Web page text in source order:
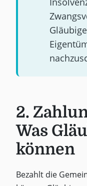
2.
Was
können
Bezahlt die